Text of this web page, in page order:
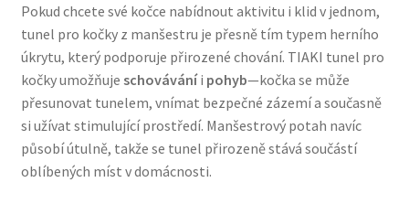
Pelíšky pro psy
Ortopedické pelíšky
Přepravky pro psy
Purizon pro psy — Vysoký obsah masa, bez obilovin
Pokud chcete své kočce nabídnout aktivitu i klid v jednom,
tunel pro kočky z manšestru je přesně tím typem herního
úkrytu, který podporuje přirozené chování. TIAKI tunel pro
kočky umožňuje schováváníi pohyb—kočka se může
přesunovat tunelem, vnímat bezpečné zázemí a současně
si užívat stimulující prostředí. Manšestrový potah navíc
působí útulně, takže se tunel přirozeně stává součástí
oblíbených míst v domácnosti.